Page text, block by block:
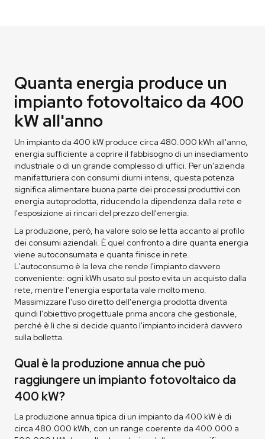
Quanta energia produce un
impianto fotovoltaico da 400
kW all'anno
Un impianto da 400 kW produce circa 480.000 kWh all'anno,
energia sufficiente a coprire il fabbisogno di un insediamento
industriale o di un grande complesso di uffici. Per un'azienda
manifatturiera con consumi diurni intensi, questa potenza
significa alimentare buona parte dei processi produttivi con
energia autoprodotta, riducendo la dipendenza dalla rete e
l'esposizione ai rincari del prezzo dell'energia.
La produzione, però, ha valore solo se letta accanto al profilo
dei consumi aziendali. È quel confronto a dire quanta energia
viene autoconsumata e quanta finisce in rete.
L'autoconsumo è la leva che rende l'impianto davvero
conveniente: ogni kWh usato sul posto evita un acquisto dalla
rete, mentre l'energia esportata vale molto meno.
Massimizzare l'uso diretto dell'energia prodotta diventa
quindi l'obiettivo progettuale prima ancora che gestionale,
perché è lì che si decide quanto l'impianto inciderà davvero
sulla bolletta.
Qual è la produzione annua che può
raggiungere un impianto fotovoltaico da
400 kW?
La produzione annua tipica di un impianto da 400 kW è di
circa 480.000 kWh, con un range coerente da 400.000 a